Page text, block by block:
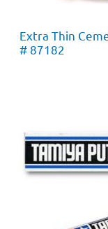
Extra Thin
# 87182